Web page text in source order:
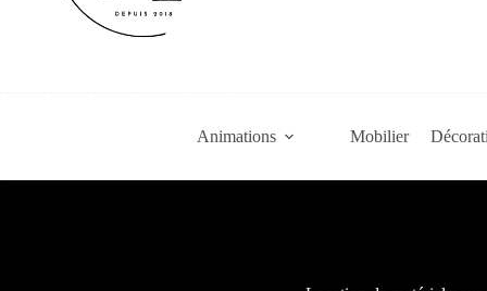
Animations Mobilier